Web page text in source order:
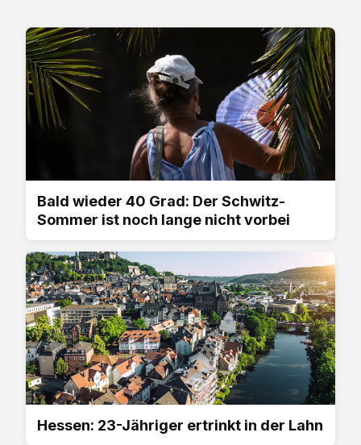
Bald wieder 40 Grad: Der Schwitz-
Sommer ist noch lange nicht vorbei
Hessen: 23-Jähriger ertrinkt in der Lahn